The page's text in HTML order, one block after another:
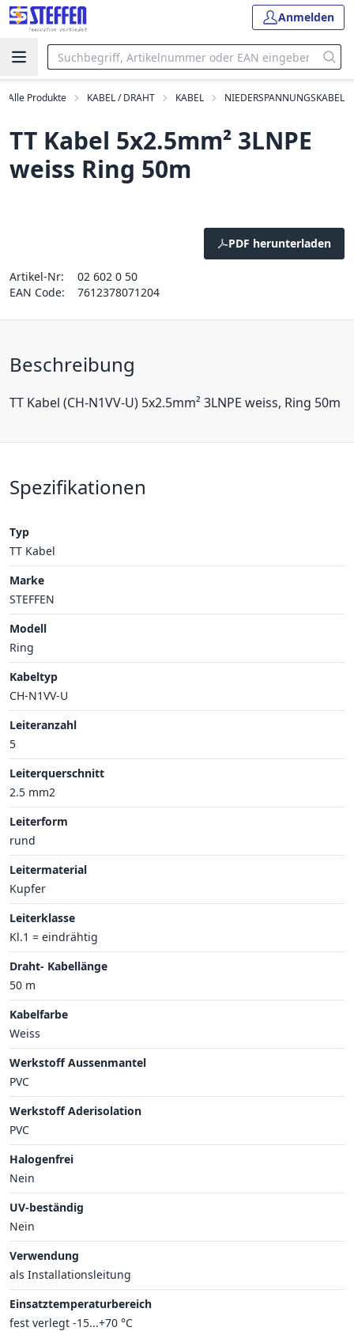
Anmelden
Alle Produkte KABEL / DRAHT KABEL NIEDERSPANNUNGSKABEL
TT Kabel 5x2.5mm² 3LNPE
weiss Ring 50m
PDF herunterladen
Artikel-Nr:
02 602 0 50
EAN Code:
7612378071204
Beschreibung
TT Kabel (CH-N1VV-U) 5x2.5mm² 3LNPE weiss, Ring 50m
Spezifikationen
Typ
TT Kabel
Marke
STEFFEN
Modell
Ring
Kabeltyp
CH-N1VV-U
Leiteranzahl
5
Leiterquerschnitt
2.5 mm2
Leiterform
rund
Leitermaterial
Kupfer
Leiterklasse
Kl.1 = eindrähtig
Draht- Kabellänge
50 m
Kabelfarbe
Weiss
Werkstoff Aussenmantel
PVC
Werkstoff Aderisolation
PVC
Halogenfrei
Nein
UV-beständig
Nein
Verwendung
als Installationsleitung
Einsatztemperaturbereich
fest verlegt -15...+70 °C